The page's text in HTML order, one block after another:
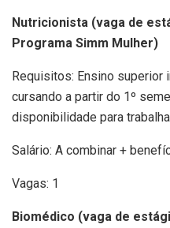
Nutricionista (vaga de
Programa Simm Mulher)
Requisitos: Ensino superior
cursando a partir do 1º
disponibilidade para
Salário: A combinar +
Vagas: 1
Biomédico (vaga de